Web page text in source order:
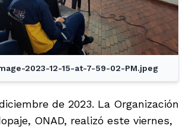
2023-12-15-at-7-59-02-PM.jpeg
de 2023. La Organización
ONAD, realizó este viernes,